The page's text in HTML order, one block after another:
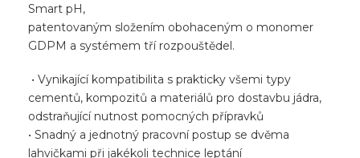
Smart pH,
patentovaným složením obohaceným o monomer
GDPM a systémem tří rozpouštědel.
• Vynikající kompatibilita s prakticky všemi typy
cementů, kompozitů a materiálů pro dostavbu jádra,
odstraňující nutnost pomocných přípravků
• Snadný a jednotný pracovní postup se dvěma
lahvičkami při jakékoli technice leptání